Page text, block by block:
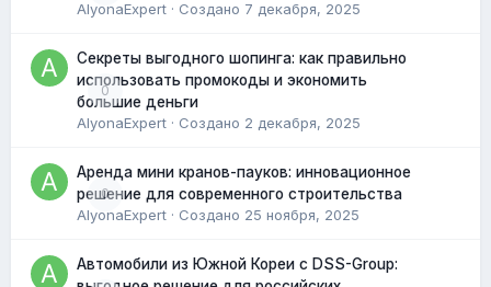
AlyonaExpert · Создано 7 декабря, 2025
0
Секреты выгодного шопинга: как правильно
использовать промокоды и экономить
большие деньги
AlyonaExpert · Создано 2 декабря, 2025
0
Аренда мини кранов-пауков: инновационное
решение для современного строительства
AlyonaExpert · Создано 25 ноября, 2025
Автомобили из Южной Кореи с DSS-Group: